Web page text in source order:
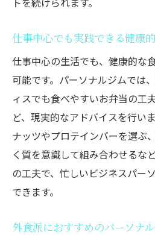
仕事中心でも実践できる健康
仕事中心の生活でも、健康的な
可能です。パーソナルジムでは
ィスでも食べやすいお弁当の工
ど、現実的なアドバイスを行い
ナッツやプロテインバーを選ぶ
く質を意識して組み合わせるな
の工夫で、忙しいビジネスパー
できます。
外食派におすすめのパーソナ